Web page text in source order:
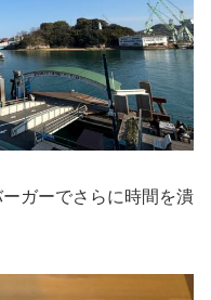
ガーでさらに時間を潰